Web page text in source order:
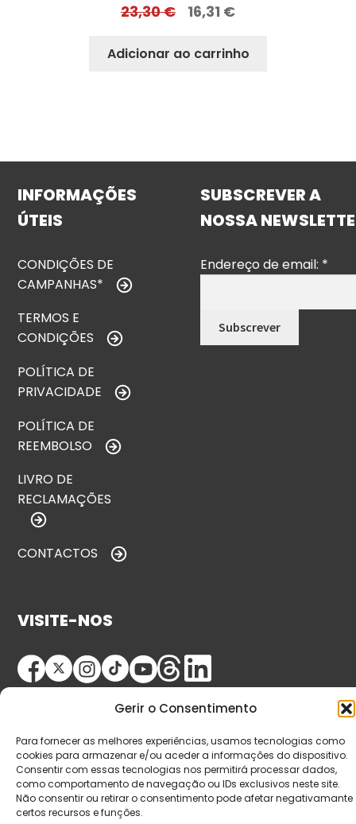
Gerir o Consentimento
Para fornecer as melhores experiências, usamos tecnologias como
cookies para armazenar e/ou aceder a informações do dispositivo.
Consentir com essas tecnologias nos permitirá processar dados,
como comportamento de navegação ou IDs exclusivos neste site.
Não consentir ou retirar o consentimento pode afetar negativamante
certos recursos e funções.
23,30€ 16,31 €
Adicionar ao carrinho
INFORMAÇÕES
ÚTEIS
CONDIÇÕES DE
CAMPANHAS*
TERMOS E
CONDIÇÕES
POLÍTICA DE
PRIVACIDADE
POLÍTICA DE
REEMBOLSO
LIVRO DE
RECLAMAÇÕES
CONTACTOS
SUBSCREVER A
NOSSA
Endereço de email: *
VISITE-NOS
© Copyright 2026 Saída de Emergência. Todos os
direitos reservados.